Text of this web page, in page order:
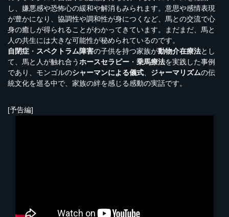
し、嫌悪感や恐怖心の緩和や解消もみられます。意思や感情表現
が豊かになり、協調性や調和性が身につくなど、馬との交流で心
身の癒しが得られることがわかってきています。まだまだ、馬と
人の共生には大きな可能性が秘められているのです。
自閉症 ・ スペクトラム障害の子供を持つ家族が動物介在療法とし
て、馬と人が触れ合うホースセラピー ・ 乗馬療法を実践した事例
であり、モンゴルのシャーマンによる儀式 ジャーマリズムの伝
統文化を巡る中で、家族の絆を感じる感動の実話です。
[予告編]